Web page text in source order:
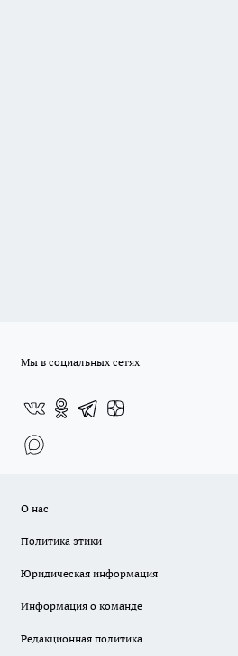
Мы в социальных сетях
О нас
Политика этики
Юридическая информация
Информация о команде
Редакционная политика